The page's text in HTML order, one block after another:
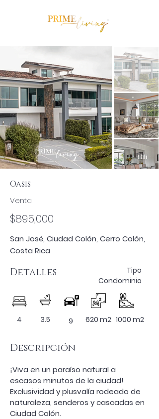
Oasis
Venta
$895,000
San José, Ciudad Colón, Cerro Colón,
Costa Rica
Detalles
4 3.5
Tipo
Condominio
9 620 m2 1000 m2
Descripción
¡Viva en un paraíso natural a
escasos minutos de la ciudad!
Exclusividad y plusvalía rodeado de
naturaleza, senderos y cascadas en
Ciudad Colón.